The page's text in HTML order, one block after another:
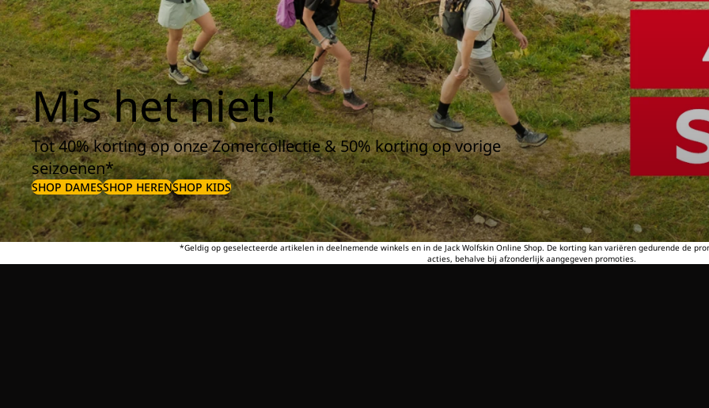
Mis het niet!
Tot 40% korting op onze Zomercollectie & 50% korting op vorige
seizoenen*
SHOP DAMESSHOP HERENSHOP KIDS
*Geldig op geselecteerde artikelen in deelnemende winkels en in de Jack Wolfskin Online Shop. De korting kan variëren gedurende de
acties, behalve bij afzonderlijk aangegeven promoties.